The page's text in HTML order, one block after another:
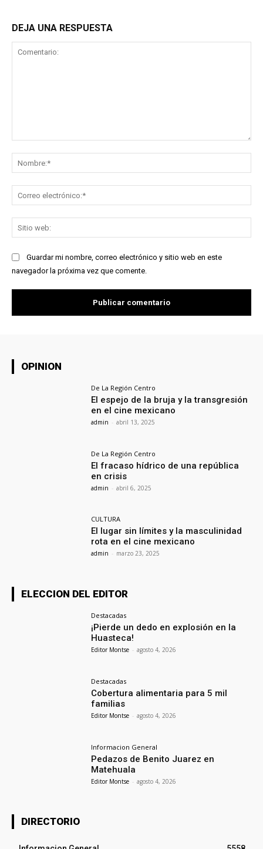
DEJA UNA RESPUESTA
Guardar mi nombre, correo electrónico y sitio web en este
navegador la próxima vez que comente.
OPINION
De La Región Centro
El espejo de la bruja y la transgresión
en el cine mexicano
admin - abril 13, 2025
De La Región Centro
El fracaso hídrico de una república
en crisis
admin - abril 6, 2025
CULTURA
El lugar sin límites y la masculinidad
rota en el cine mexicano
admin - marzo 23, 2025
ELECCION DEL EDITOR
Destacadas
¡Pierde un dedo en explosión en la
Huasteca!
Editor Montse - agosto 4, 2026
Destacadas
Cobertura alimentaria para 5 mil
familias
Editor Montse - agosto 4, 2026
Informacion General
Pedazos de Benito Juarez en
Matehuala
Editor Montse - agosto 4, 2026
DIRECTORIO